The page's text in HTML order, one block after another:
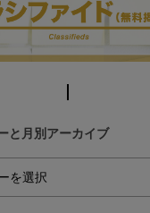
と月別アーカイブ